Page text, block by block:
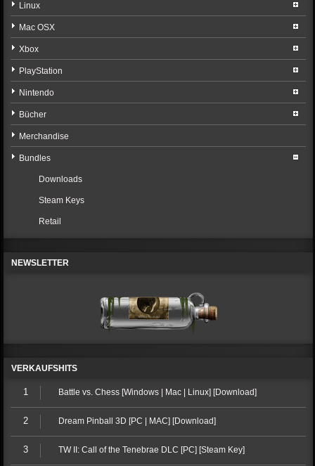
Linux
Mac OSX
Xbox
PlayStation
Nintendo
Bücher
Merchandise
Bundles
Downloads
Steam Keys
Retail
NEWSLETTER
VERKAUFSHITS
1 Battle vs. Chess [Windows | Mac | Linux] [Download]
2 Dream Pinball 3D [PC | MAC] [Download]
3 TW II: Call of the Tenebrae DLC [PC] [Steam Key]